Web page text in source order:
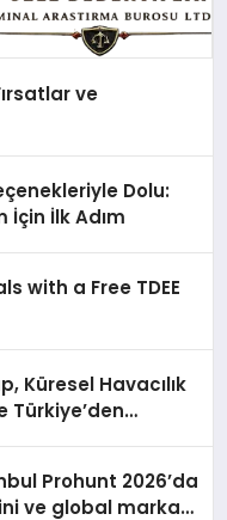
ve
Dolu:
İçin İlk Adım
with a Free TDEE
Küresel Havacılık
Türkiye’den
Prohunt 2026’da
ve global marka